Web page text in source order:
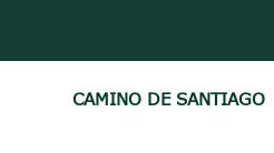
CAMINO DE SANTIAGO